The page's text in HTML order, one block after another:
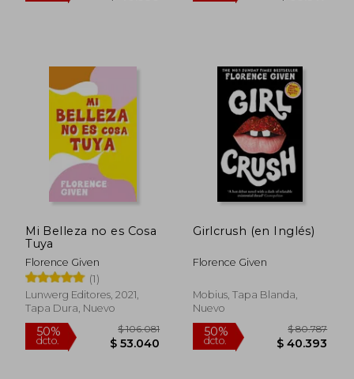
50%
dcto. $ 40.393
50%
dcto.
Mi Belleza no es Cosa
Tuya
Florence Given
(1)
Lunwerg Editores, 2021,
Tapa Dura, Nuevo
Girlcrush (en Inglés)
Florence Given
Mobius, Tapa Blanda,
Nuevo